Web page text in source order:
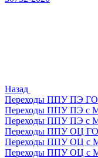
Назад
Переходы ППУ ПЭ
Переходы ППУ ПЭ с
Переходы ППУ ПЭ с
Переходы ППУ ОЦ
Переходы ППУ ОЦ с
Переходы ППУ ОЦ с